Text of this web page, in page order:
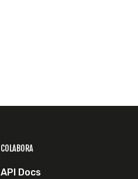
COLABORA
API Docs